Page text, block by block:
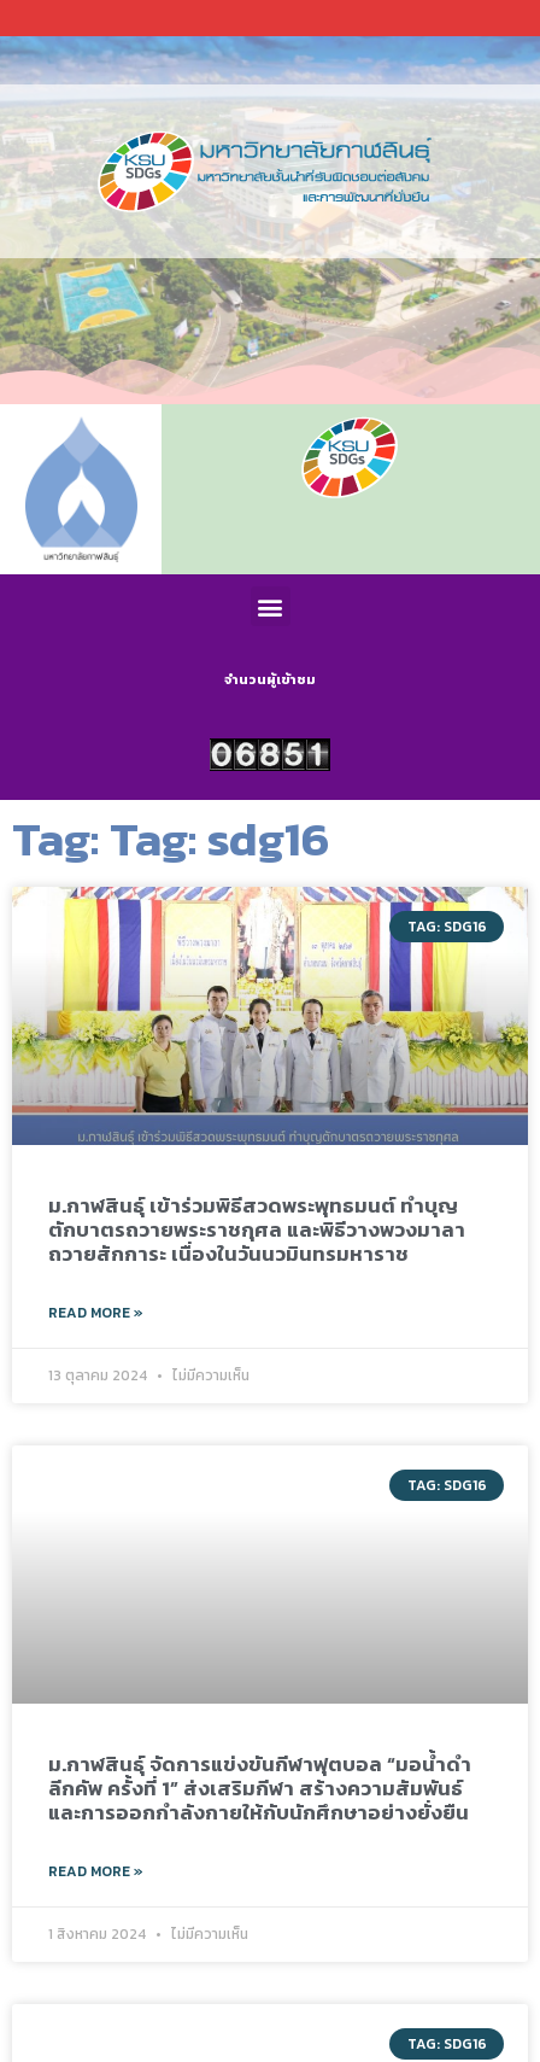
จำนวนผู้เข้าชม
Tag: Tag: sdg16
TAG: SDG16
ม.กาฬสินธุ์ เข้าร่วมพิธีสวดพระพุทธมนต์ ทำบุญ
ตักบาตรถวายพระราชกุศล และพิธีวางพวงมาลา
ถวายสักการะ เนื่องในวันนวมินทรมหาราช
READ MORE »
13 ตุลาคม 2024 ไม่มีความเห็น
TAG: SDG16
ม.กาฬสินธุ์ จัดการแข่งขันกีฬาฟุตบอล “มอน้ำดำ
ลีกคัพ ครั้งที่ 1” ส่งเสริมกีฬา สร้างความสัมพันธ์
และการออกกำลังกายให้กับนักศึกษาอย่างยั่งยืน
READ MORE »
1 สิงหาคม 2024 ไม่มีความเห็น
TAG: SDG16